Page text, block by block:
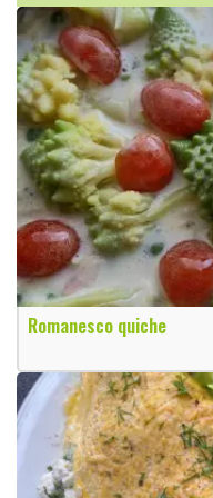
Romanesco quiche